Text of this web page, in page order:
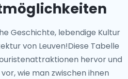
Geschichte, lebendige Kultur
von Leuven!Diese Tabelle
hervor und
wie man zwischen ihnen